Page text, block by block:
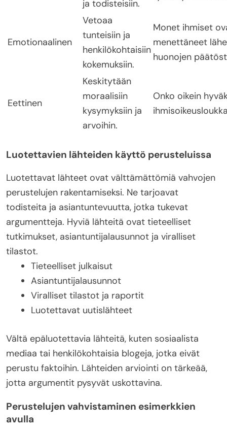
ja todisteisiin.
Emotionaalinen
Vetoaa
tunteisiin ja
henkilökohtaisiin
kokemuksiin.
Monet ihmiset
menettäneet
huonojen
Eettinen
Keskitytään
moraalisiin
kysymyksiin ja
arvoihin.
Onko oikein
Luotettavien lähteiden käyttö perusteluissa
Luotettavat lähteet ovat välttämättömiä vahvojen
perustelujen rakentamiseksi. Ne tarjoavat
todisteita ja asiantuntevuutta, jotka tukevat
argumentteja. Hyviä lähteitä ovat tieteelliset
tutkimukset, asiantuntijalausunnot ja viralliset
tilastot.
Tieteelliset julkaisut
Asiantuntijalausunnot
Viralliset tilastot ja raportit
Luotettavat uutislähteet
Vältä epäluotettavia lähteitä, kuten sosiaalista
mediaa tai henkilökohtaisia blogeja, jotka eivät
perustu faktoihin. Lähteiden arviointi on tärkeää,
jotta argumentit pysyvät uskottavina.
Perustelujen vahvistaminen esimerkkien
avulla